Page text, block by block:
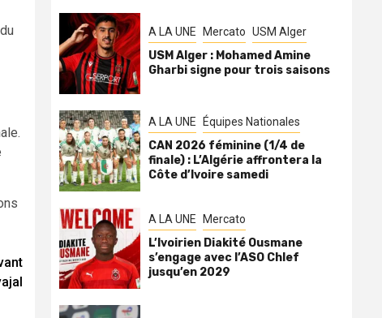
A LA UNE Mercato USM Alger
USM Alger : Mohamed Amine
Gharbi signe pour trois saisons
A LA UNE Équipes Nationales
CAN 2026 féminine (1/4 de
finale) : L’Algérie affrontera la
Côte d’Ivoire samedi
A LA UNE Mercato
L’Ivoirien Diakité Ousmane
s’engage avec l’ASO Chlef
jusqu’en 2029